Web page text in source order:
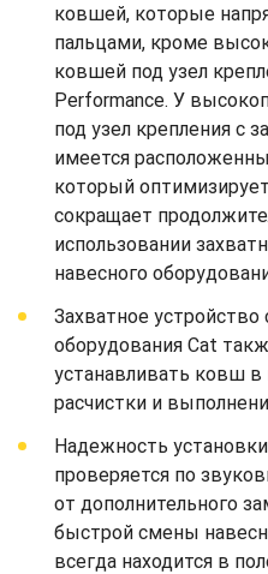
ковшей, которые
пальцами, кроме
ковшей под узел
Performance. У
под узел крепления с
имеется
который
сокращает
использовании
навесного
Захватное
оборудования Cat
устанавливать ковш в
расчистки и
Надежность
проверяется по
от дополнительного
быстрой смены
всегда находится в